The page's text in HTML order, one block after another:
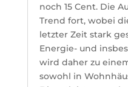
noch 15 Cent. Die
Trend fort, wobei
letzter Zeit stark
Energie- und
wird daher zu
sowohl in